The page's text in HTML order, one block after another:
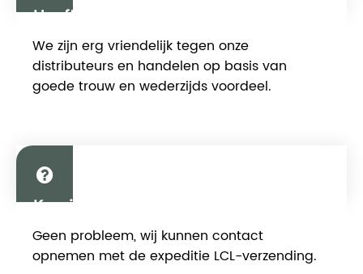
Heeft u een verkoopdoelstelling voor
het voltooide bedrag aan de
distributeur gesteld?
We zijn erg vriendelijk tegen onze
distributeurs en handelen op basis van
goede trouw en wederzijds voordeel.
Kan ik de goederen van een andere
leverancier naar uw fabriek leveren?
Dan samen laden?
Geen probleem, wij kunnen contact
opnemen met de expeditie LCL-verzending.